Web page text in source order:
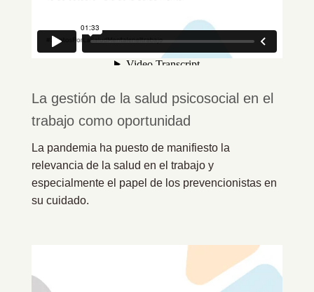
La gestión de la salud psicosocial en el
trabajo como oportunidad
La pandemia ha puesto de manifiesto la
relevancia de la salud en el trabajo y
especialmente el papel de los prevencionistas en
su cuidado.